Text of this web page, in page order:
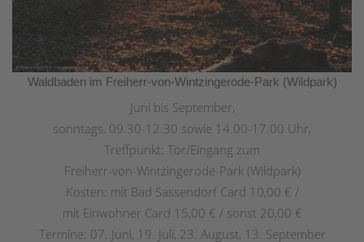
Waldbaden im Freiherr-von-Wintzingerode-Park (Wildpark)
Juni bis September,
sonntags, 09.30-12.30 sowie 14.00-17.00 Uhr,
Treffpunkt: Tor/Eingang zum
Freiherr-von-Wintzingerode-Park (Wildpark)
Kosten: mit Bad Sassendorf Card 10,00 € /
mit Einwohner Card 15,00 € / sonst 20,00 €
Termine: 07. Juni, 19. Juli, 23. August, 13. September